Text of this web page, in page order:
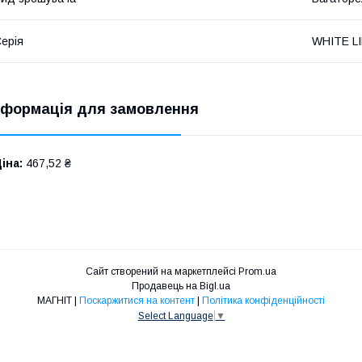
WHITE
для замовлення
467,52 ₴
Сайт створений на маркетплейсі Prom.ua
Продавець на Bigl.ua
МАГНІТ | Поскаржитися на контент | Політика конфіденційності
Select Language ▼